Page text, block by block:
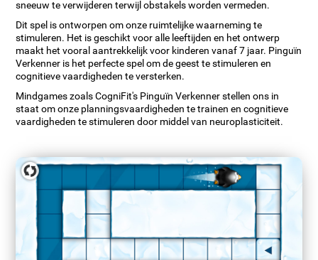
sneeuw te verwijderen terwijl obstakels worden vermeden.
Dit spel is ontworpen om onze ruimtelijke waarneming te
stimuleren. Het is geschikt voor alle leeftijden en het ontwerp
maakt het vooral aantrekkelijk voor kinderen vanaf 7 jaar. Pinguïn
Verkenner is het perfecte spel om de geest te stimuleren en
cognitieve vaardigheden te versterken.
Mindgames zoals CogniFit's Pinguïn Verkenner stellen ons in
staat om onze planningsvaardigheden te trainen en cognitieve
vaardigheden te stimuleren door middel van neuroplasticiteit.